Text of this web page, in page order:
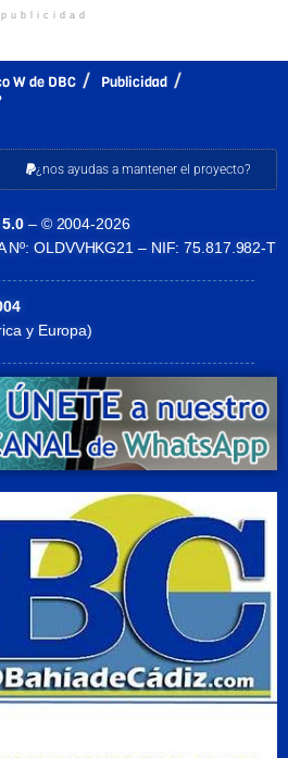
publicidad
W de DBC
Publicidad
¿nos ayudas a mantener el proyecto?
– © 2004-2026
Nº: OLDVVHKG21 – NIF: 75.817.982-T
y Europa)